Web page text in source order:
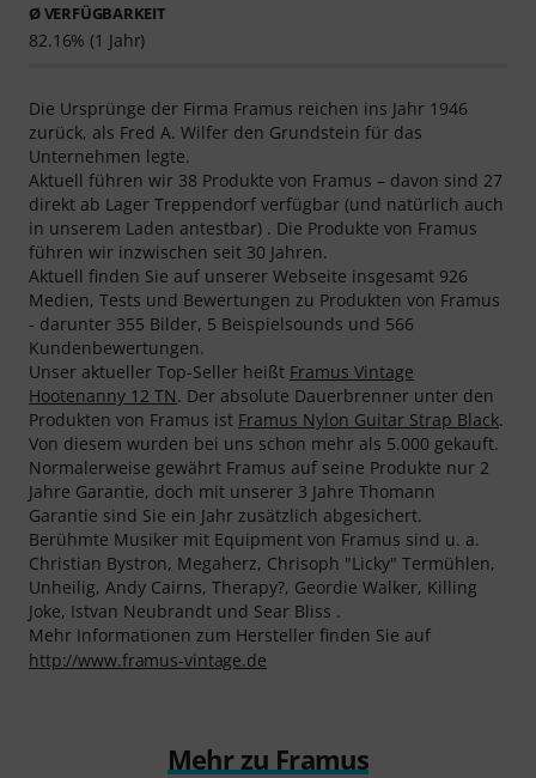
Ø VERFÜGBARKEIT
82.16% (1 Jahr)
Die Ursprünge der Firma Framus reichen ins Jahr 1946
zurück, als Fred A. Wilfer den Grundstein für das
Unternehmen legte.
Aktuell führen wir 38 Produkte von Framus – davon sind 27
direkt ab Lager Treppendorf verfügbar (und natürlich auch
in unserem Laden antestbar) . Die Produkte von Framus
führen wir inzwischen seit 30 Jahren.
Aktuell finden Sie auf unserer Webseite insgesamt 926
Medien, Tests und Bewertungen zu Produkten von Framus
- darunter 355 Bilder, 5 Beispielsounds und 566
Kundenbewertungen.
Unser aktueller Top-Seller heißt Framus Vintage
Hootenanny 12 TN. Der absolute Dauerbrenner unter den
Produkten von Framus ist Framus Nylon Guitar Strap Black.
Von diesem wurden bei uns schon mehr als 5.000 gekauft.
Normalerweise gewährt Framus auf seine Produkte nur 2
Jahre Garantie, doch mit unserer 3 Jahre Thomann
Garantie sind Sie ein Jahr zusätzlich abgesichert.
Berühmte Musiker mit Equipment von Framus sind u. a.
Christian Bystron, Megaherz, Chrisoph "Licky" Termühlen,
Unheilig, Andy Cairns, Therapy?, Geordie Walker, Killing
Joke, Istvan Neubrandt und Sear Bliss .
Mehr Informationen zum Hersteller finden Sie auf
http://www.framus-vintage.de
Mehr zu Framus